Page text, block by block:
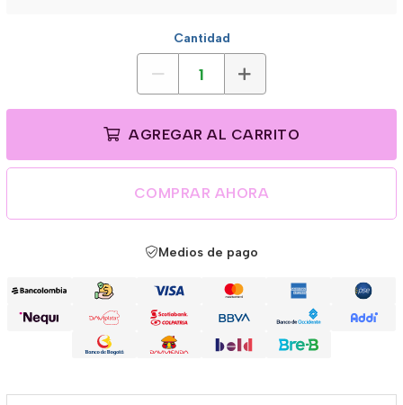
Cantidad
AGREGAR AL CARRITO
COMPRAR AHORA
Medios de pago